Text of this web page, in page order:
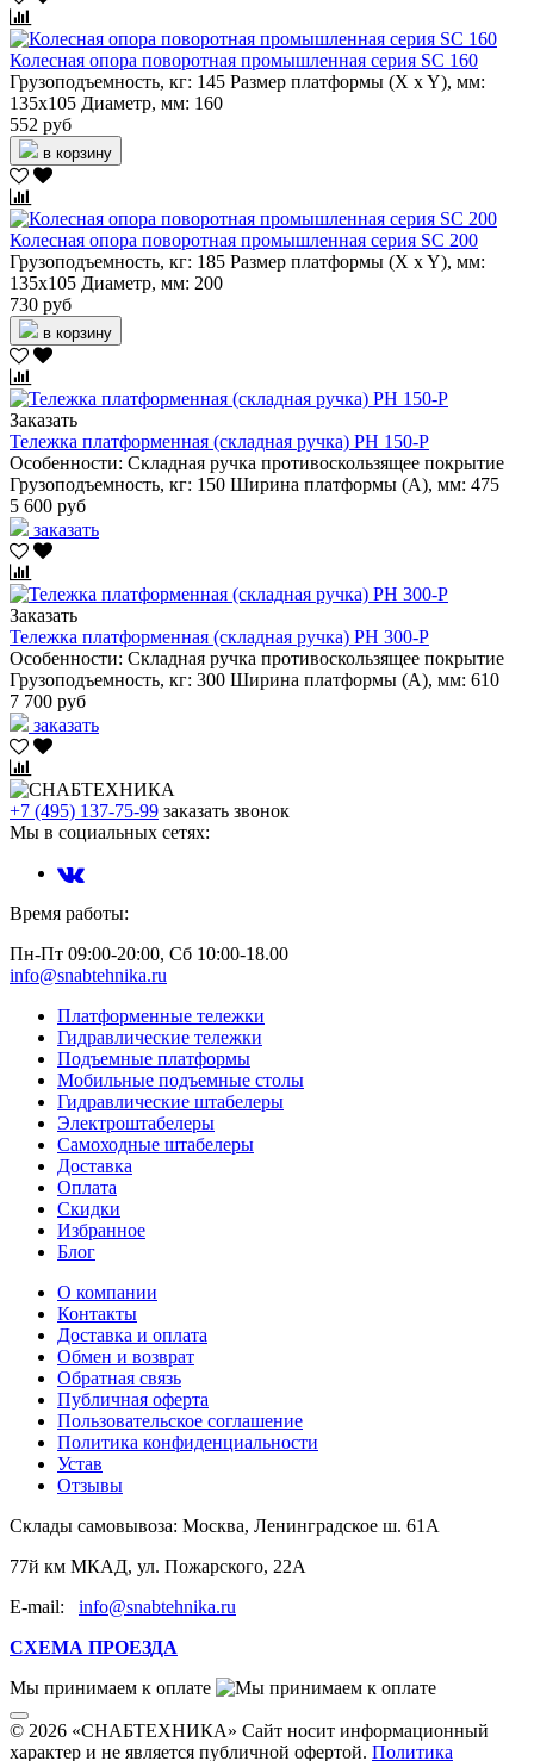
Колесная опора поворотная промышленная серия SC 160
Грузоподъемность, кг: 145 Размер платформы (X x Y), мм:
135х105 Диаметр, мм: 160
552 руб
в корзину
Колесная опора поворотная промышленная серия SC 200
Грузоподъемность, кг: 185 Размер платформы (X x Y), мм:
135х105 Диаметр, мм: 200
730 руб
в корзину
Заказать
Тележка платформенная (складная ручка) PH 150-P
Особенности: Складная ручка противоскользящее покрытие
Грузоподъемность, кг: 150 Ширина платформы (А), мм: 475
5 600 руб
заказать
Заказать
Тележка платформенная (складная ручка) PH 300-P
Особенности: Складная ручка противоскользящее покрытие
Грузоподъемность, кг: 300 Ширина платформы (А), мм: 610
7 700 руб
заказать
+7 (495) 137-75-99 заказать звонок
Мы в социальных сетях:
Время работы:
Пн-Пт 09:00-20:00, Сб 10:00-18.00
info@snabtehnika.ru
Платформенные тележки
Гидравлические тележки
Подъемные платформы
Мобильные подъемные столы
Гидравлические штабелеры
Электроштабелеры
Самоходные штабелеры
Доставка
Оплата
Скидки
Избранное
Блог
О компании
Контакты
Доставка и оплата
Обмен и возврат
Обратная связь
Публичная оферта
Пользовательское соглашение
Политика конфиденциальности
Устав
Отзывы
Склады самовывоза: Москва, Ленинградское ш. 61А
77й км МКАД, ул. Пожарского, 22А
E-mail: info@snabtehnika.ru
СХЕМА ПРОЕЗДА
Мы принимаем к оплате
© 2026 «СНАБТЕХНИКА» Сайт носит информационный
характер и не является публичной офертой. Политика